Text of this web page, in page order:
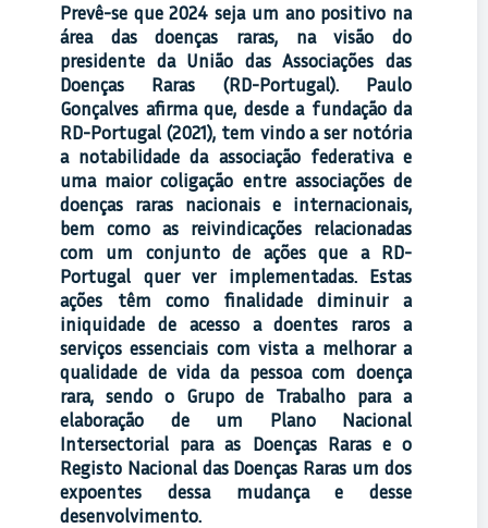
Prevê-se que 2024 seja um ano positivo na
área das doenças raras, na visão do
presidente da União das Associações das
Doenças Raras (RD-Portugal). Paulo
Gonçalves afirma que, desde a fundação da
RD-Portugal (2021), tem vindo a ser notória
a notabilidade da associação federativa e
uma maior coligação entre associações de
doenças raras nacionais e internacionais,
bem como as reivindicações relacionadas
com um conjunto de ações que a RD-
Portugal quer ver implementadas. Estas
ações têm como finalidade diminuir a
iniquidade de acesso a doentes raros a
serviços essenciais com vista a melhorar a
qualidade de vida da pessoa com doença
rara, sendo o Grupo de Trabalho para a
elaboração de um Plano Nacional
Intersectorial para as Doenças Raras e o
Registo Nacional das Doenças Raras um dos
expoentes dessa mudança e desse
desenvolvimento.